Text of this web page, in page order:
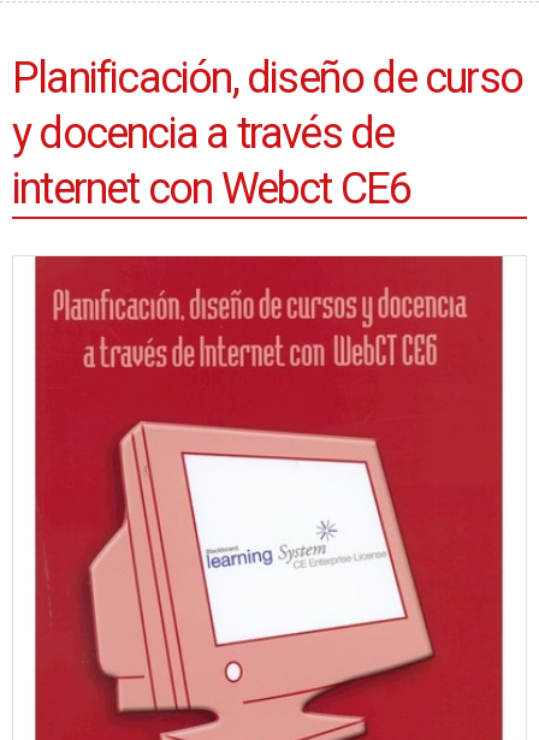
Planificación, diseño de curso
y docencia a través de
internet con Webct CE6